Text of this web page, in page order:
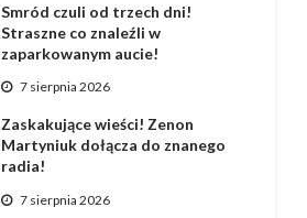
Smród czuli od trzech dni!
Straszne co znaleźli w
zaparkowanym aucie!
7 sierpnia 2026
Zaskakujące wieści! Zenon
Martyniuk dołącza do znanego
radia!
7 sierpnia 2026